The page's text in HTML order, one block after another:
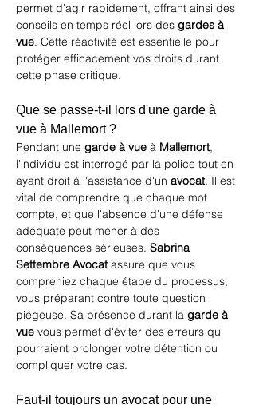
permet d'agir rapidement, offrant ainsi des
conseils en temps réel lors des gardes à
vue. Cette réactivité est essentielle pour
protéger efficacement vos droits durant
cette phase critique.
Que se passe-t-il lors d'une garde à
vue à Mallemort ?
Pendant une garde à vue à Mallemort,
l'individu est interrogé par la police tout en
ayant droit à l'assistance d'un avocat. Il est
vital de comprendre que chaque mot
compte, et que l'absence d'une défense
adéquate peut mener à des
conséquences sérieuses. Sabrina
Settembre Avocat assure que vous
compreniez chaque étape du processus,
vous préparant contre toute question
piégeuse. Sa présence durant la garde à
vue vous permet d'éviter des erreurs qui
pourraient prolonger votre détention ou
compliquer votre cas.
Faut-il toujours un avocat pour une